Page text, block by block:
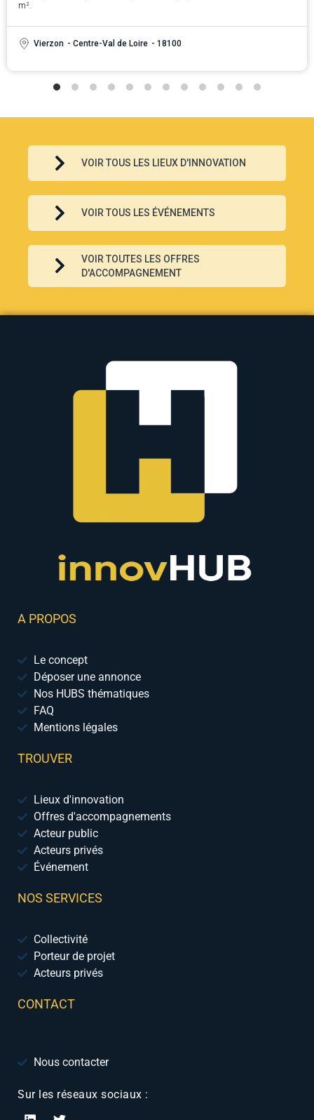
m².
Vierzon - Centre-Val de Loire - 18100
VOIR TOUS LES LIEUX D'INNOVATION
VOIR TOUS LES ÉVÉNEMENTS
VOIR TOUTES LES OFFRES
D'ACCOMPAGNEMENT
A PROPOS
Le concept
Déposer une annonce
Nos HUBS thématiques
FAQ
Mentions légales
TROUVER
Lieux d'innovation
Offres d'accompagnements
Acteur public
Acteurs privés
Événement
NOS SERVICES
Collectivité
Porteur de projet
Acteurs privés
CONTACT
Nous contacter
Sur les réseaux sociaux :